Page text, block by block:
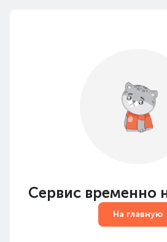
Сервис временно
На главную